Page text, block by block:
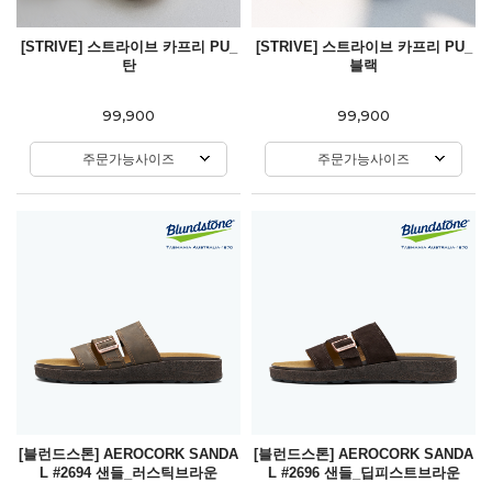
[STRIVE] 스트라이브 카프리 PU_
탄
99,900
주문가능사이즈
[STRIVE] 스트라이브 카프리 PU_
블랙
99,900
주문가능사이즈
[블런드스톤] AEROCORK SANDA
L #2694 샌들_러스틱브라운
[블런드스톤] AEROCORK SANDA
L #2696 샌들_딥피스트브라운